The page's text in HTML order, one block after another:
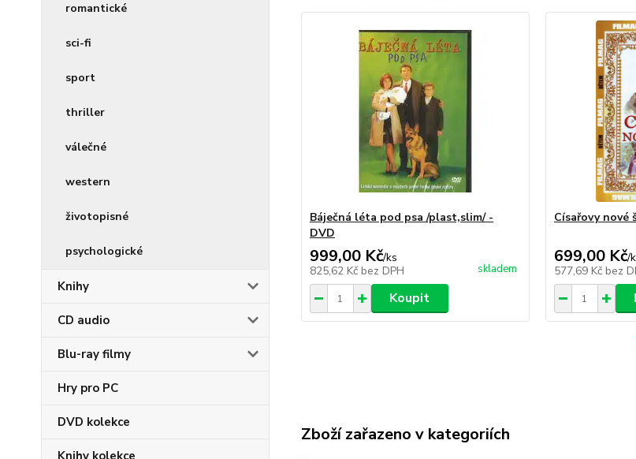
romantické
sci-fi
sport
thriller
válečné
western
životopisné
psychologické
Knihy
CD audio
Blu-ray filmy
Hry pro PC
DVD kolekce
Knihy kolekce
Báječná léta pod psa /plast,slim/ -
DVD
999,00 Kč/ks
825,62 Kč bez DPH skladem
Koupit
Císařovy nové
699,00 Kč/
577,69 Kč bez
Zboží zařazeno v kategoriích